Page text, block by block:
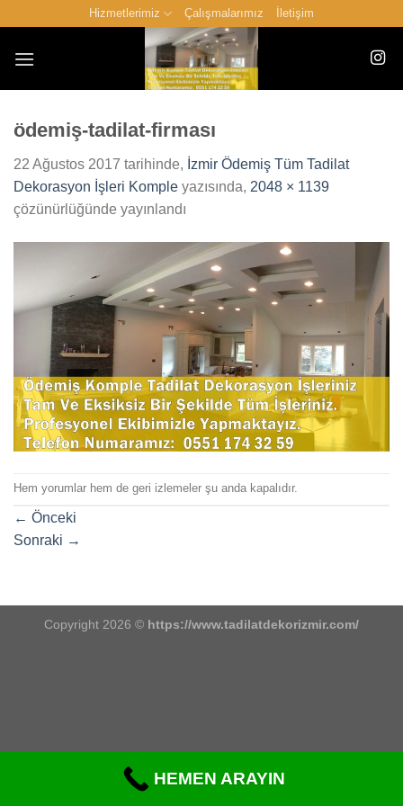
Hizmetlerimiz Çalışmalarımız İletişim
ödemiş-tadilat-firması
22 Ağustos 2017 tarihinde, İzmir Ödemiş Tüm Tadilat
Dekorasyon İşleri Komple yazısında, 2048 × 1139
çözünürlüğünde yayınlandı
Hem yorumlar hem de geri izlemeler şu anda kapalıdır.
← Önceki
Sonraki →
Copyright 2026 © https://www.tadilatdekorizmir.com/
HEMEN ARAYIN